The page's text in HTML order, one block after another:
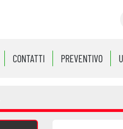
CONTATTI PREVENTIVO